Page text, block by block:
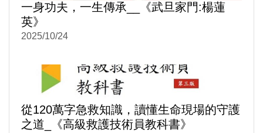
一身功夫，一生傳承__《武旦家門:楊蓮
英》
2025/10/24
從120萬字急救知識，讀懂生命現場的守護
之道_《高級救護技術員教科書》